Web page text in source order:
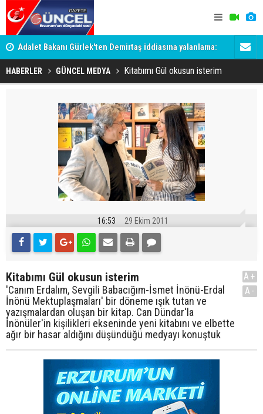
Adalet Bakanı Gürlek'ten Demirtaş iddiasına yalanlama:
Böyle bir açıklama yapmadım
Dadaş
HABERLER GÜNCEL MEDYA Kitabımı Gül okusun isterim
16:53 29 Ekim 2011
Kitabımı Gül okusun isterim
'Canım Erdalım, Sevgili Babacığım-İsmet İnönü-Erdal
İnönü Mektuplaşmaları' bir döneme ışık tutan ve
yazışmalardan oluşan bir kitap. Can Dündar'la
İnönüler'in kişilikleri ekseninde yeni kitabını ve elbette
ağır bir hasar aldığını düşündüğü medyayı konuştuk
A+
A-